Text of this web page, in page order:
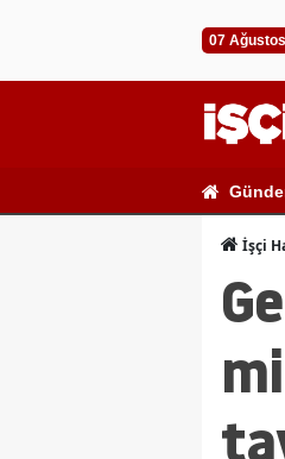
07
İşçi